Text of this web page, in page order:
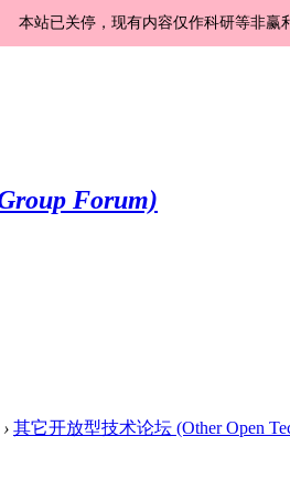
本站已关停，现有内容仅作科研等非赢
› 其它开放型技术论坛 (Other Open